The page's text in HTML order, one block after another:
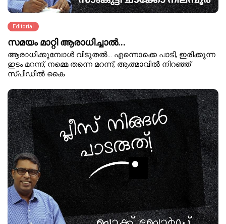
Editorial
സമയം മാറ്റി ആരാധിച്ചാൽ...
ആരാധിക്കുമ്പോൾ വിടുതൽ… എന്നൊക്കെ പാടി, ഇരിക്കുന്ന
ഇടം മറന്ന്, നമ്മെ തന്നെ മറന്ന്, ആത്മാവിൽ നിറഞ്ഞ്
സ്പീഡിൽ കൈ